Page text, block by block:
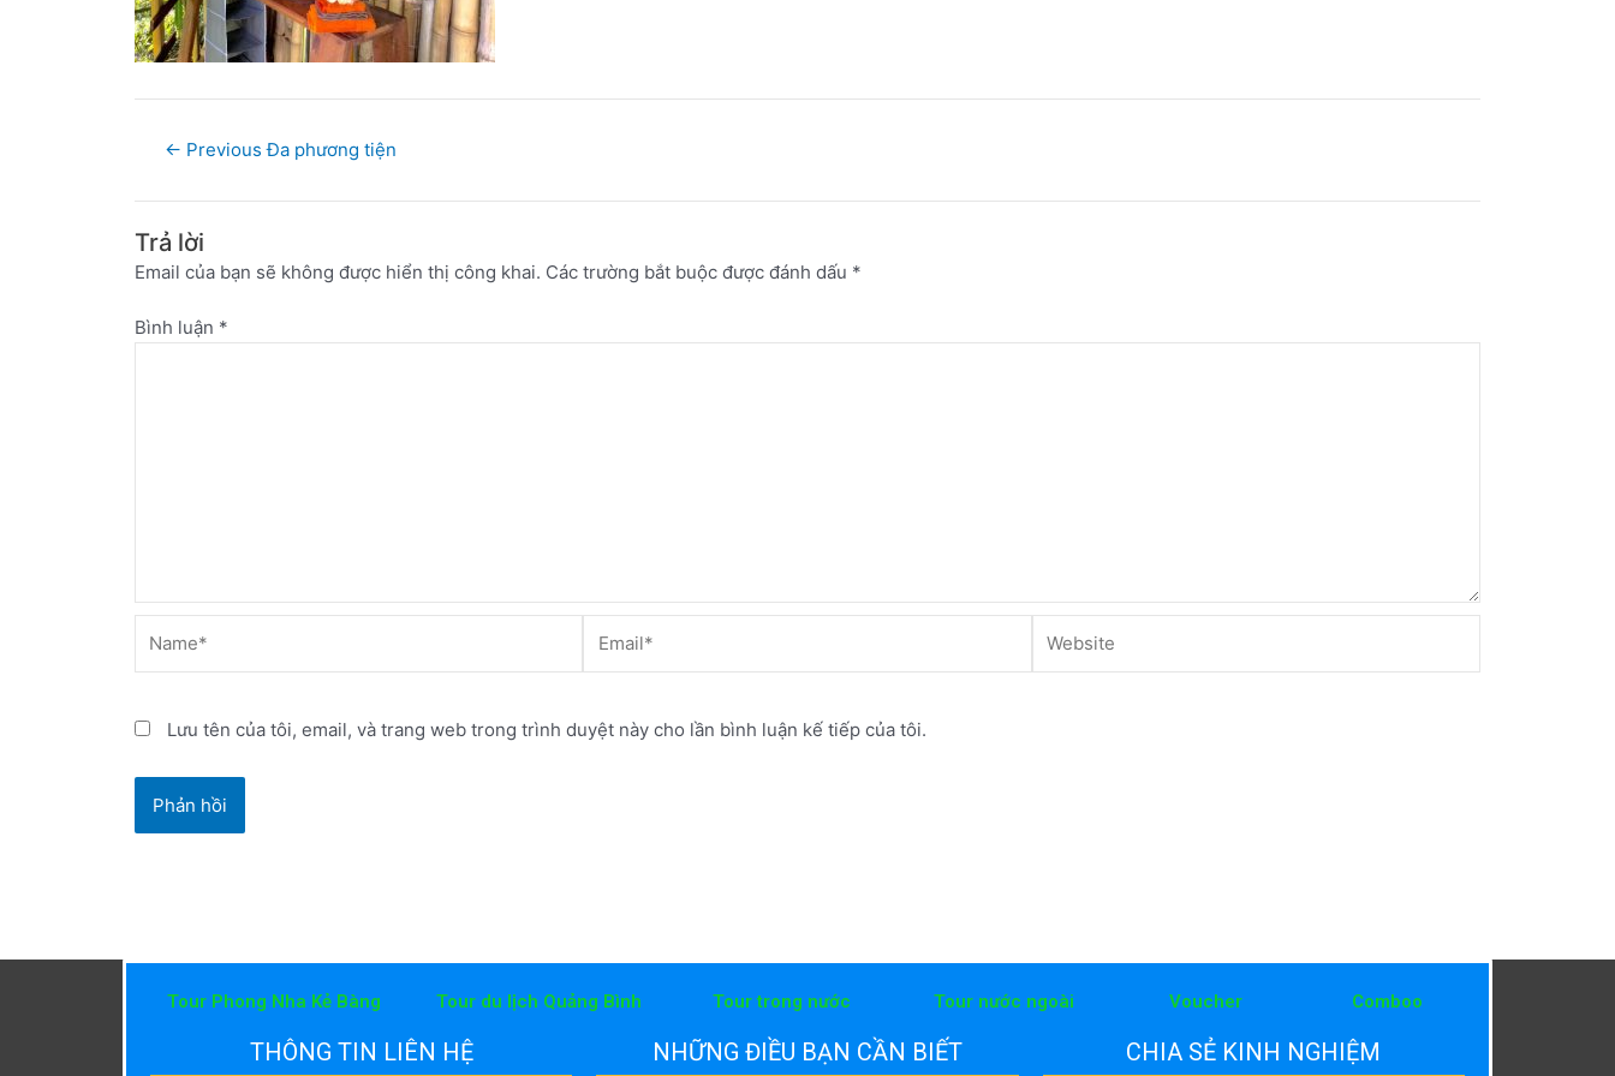
← Previous Đa phương tiện
Trả lời
Email của bạn sẽ không được hiển thị công khai. Các trường bắt buộc được đánh dấu *
Bình luận *
Lưu tên của tôi, email, và trang web trong trình duyệt này cho lần bình luận kế tiếp của tôi.
Tour Phong Nha Kẻ Bàng Tour du lịch Quảng Bình Tour trong nước Tour nước ngoài Voucher Comboo
THÔNG TIN LIÊN HỆ NHỮNG ĐIỀU BẠN CẦN BIẾT CHIA SẺ KINH NGHIỆM